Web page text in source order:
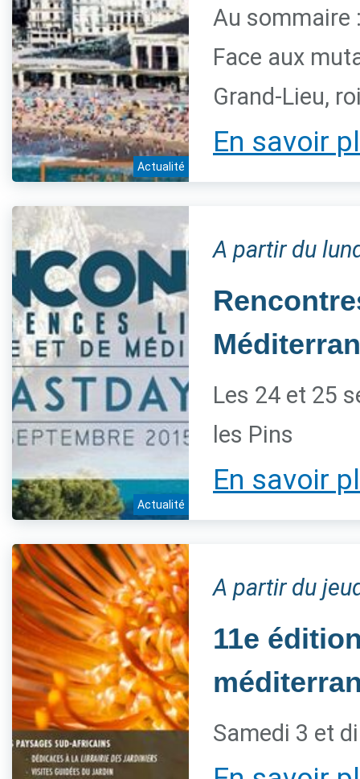
Actualité
Au sommaire
Face aux
Grand-Lieu,
En savoir
Actualité
A partir du
Les 24 et 25
les Pins
En savoir
A partir du
11e
Samedi 3 et